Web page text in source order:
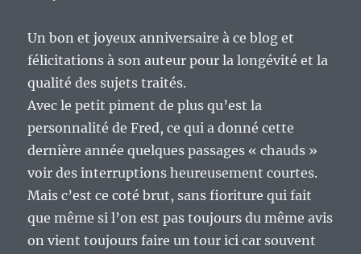
Un bon et joyeux anniversaire à ce blog et
félicitations à son auteur pour la longévité et la
qualité des sujets traités.
Avec le petit piment de plus qu’est la
personnalité de Fred, ce qui a donné cette
dernière année quelques passages « chauds »
voir des interruptions heureusement courtes.
Mais c’est ce coté brut, sans fioriture qui fait
que même si l’on est pas toujours du même avis
on vient toujours faire un tour ici car souvent